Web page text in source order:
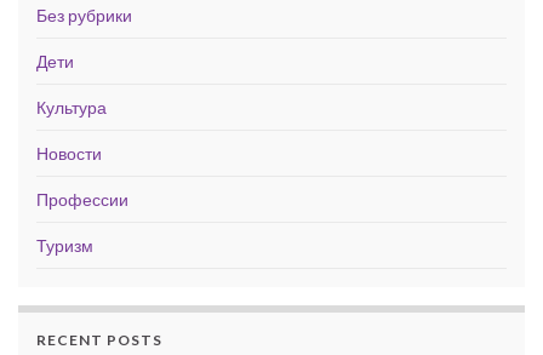
Без рубрики
Дети
Культура
Новости
Профессии
Туризм
RECENT POSTS